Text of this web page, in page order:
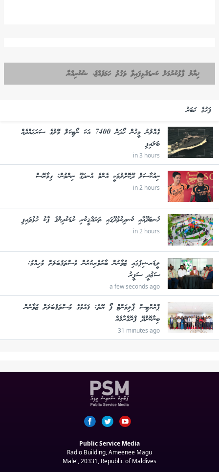
ޚިޔާލު ފާޅުކުރުމަށް ކަނޑައެޅިފައިވާ ވަގުތު ހަމަވެއްޖެ، ޝުކުރިއްޔާ
ފަހުގެ ޚަބަރު
ގެއްލުނު މީހުން ހޯދަން 7400 އަކަ ނޯޓިކަލް މޭލުގެ ސަރަޙައްދެއް
ބަލައިފި
in 3 hours
ނިއުކާސަލް ދޫކޮށްލުމަކީ އެންމެ އުނދަގޫ ނިންމުން: ގިމާރޭސް
in 2 hours
ހެނބަދޫއާއި ކެނދިކުޅުދޫގައި ތަރައްޤީކުރި ކުޑަކުދިންގެ ޕާކު ހުޅުވައިފި
in 2 hours
ލީޑަރޝިޕުގައި ޒުވާނުން ބާރުވެރިކުރުން މުސްތަޤުބަލަށް މުހިއްމު:
ސަޢުދީ ސަފީރު
a few seconds ago
ޕްރެކްޓިސް ޕާލިމަންޓް ފޯ ޔޫތު: ޤައުމުގެ މުސްތަޤުބަލަށް ޒުވާނުން
ބިނާކޮށްދޭ ޕްރޮގްރާމެއް
31 minutes ago
Public Service Media
Radio Building, Ameenee Magu
Male', 20331, Republic of Maldives